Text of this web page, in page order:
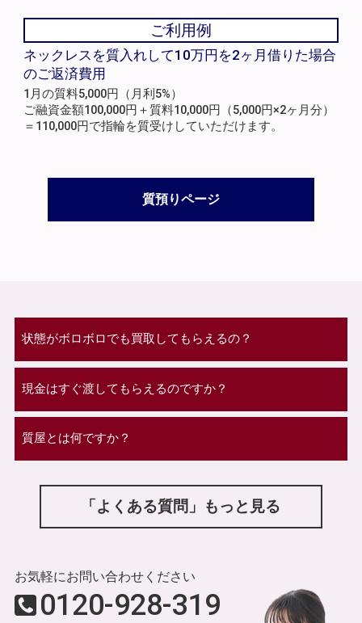
ご利用例
ネックレスを質入れして10万円を2ヶ月借りた場合
のご返済費用
1月の質料5,000円（月利5%）
ご融資金額100,000円＋質料10,000円（5,000円×2ヶ月分）
＝110,000円で指輪を質受けしていただけます。
質預りページ
状態がボロボロでも買取してもらえるの？
現金はすぐ渡してもらえるのですか？
質屋とは何ですか？
「よくある質問」もっと見る
お気軽にお問い合わせください
0120-928-319